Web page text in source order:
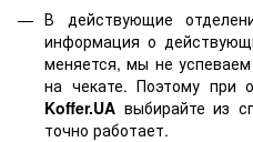
В действующие
информация о
меняется, мы не
на чекате. Поэтому при
Koffer.UA выбирайте из
точно работает.